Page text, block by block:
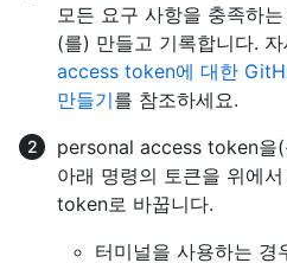
모든 요구 사항을 충족하
(를) 만들고 기록합니다.
access token에 대한
만들기를 참조하세요.
personal access token을
아래 명령의 토큰을 위에
token로 바꿉니다.
터미널을 사용하는 경